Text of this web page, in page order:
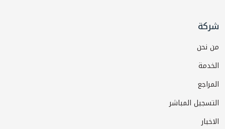
شركة
من نحن
الخدمة
المراجع
التسجيل المباشر
الاخبار